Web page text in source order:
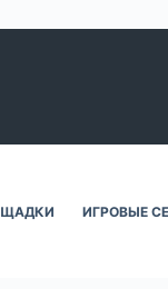
ИГРОВЫЕ